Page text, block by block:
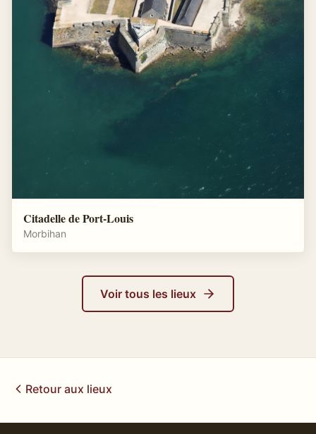
Citadelle de Port-Louis
Morbihan
Voir tous les lieux
Retour aux lieux